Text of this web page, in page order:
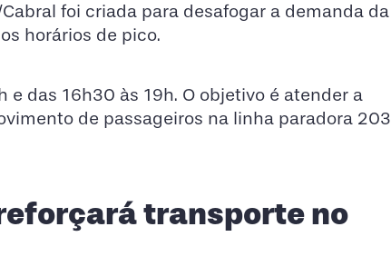
foi criada para desafogar a demanda da
horários de pico.
das 16h30 às 19h. O objetivo é atender a
de passageiros na linha paradora 203
transporte no